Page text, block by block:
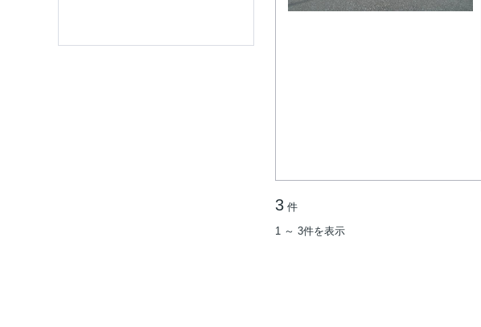
3 件
1 ～ 3件を表示